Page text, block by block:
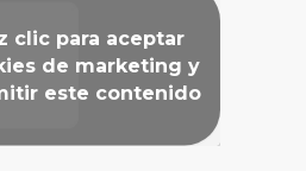
clic para aceptar
de marketing y
este contenido